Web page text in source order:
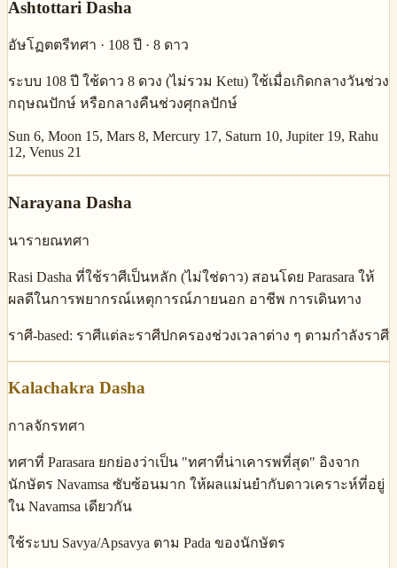
Ashtottari Dasha
อัษโฏตตรีทศา · 108 ปี · 8 ดาว
ระบบ 108 ปี ใช้ดาว 8 ดวง (ไม่รวม Ketu) ใช้เมื่อเกิดกลางวันช่วง
กฤษณปักษ์ หรือกลางคืนช่วงศุกลปักษ์
Sun 6, Moon 15, Mars 8, Mercury 17, Saturn 10, Jupiter 19, Rahu
12, Venus 21
Narayana Dasha
นารายณทศา
Rasi Dasha ที่ใช้ราศีเป็นหลัก (ไม่ใช่ดาว) สอนโดย Parasara ให้
ผลดีในการพยากรณ์เหตุการณ์ภายนอก อาชีพ การเดินทาง
ราศี-based: ราศีแต่ละราศีปกครองช่วงเวลาต่าง ๆ ตามกำลังราศี
Kalachakra Dasha
กาลจักรทศา
ทศาที่ Parasara ยกย่องว่าเป็น "ทศาที่น่าเคารพที่สุด" อิงจาก
นักษัตร Navamsa ซับซ้อนมาก ให้ผลแม่นยำกับดาวเคราะห์ที่อยู่
ใน Navamsa เดียวกัน
ใช้ระบบ Savya/Apsavya ตาม Pada ของนักษัตร